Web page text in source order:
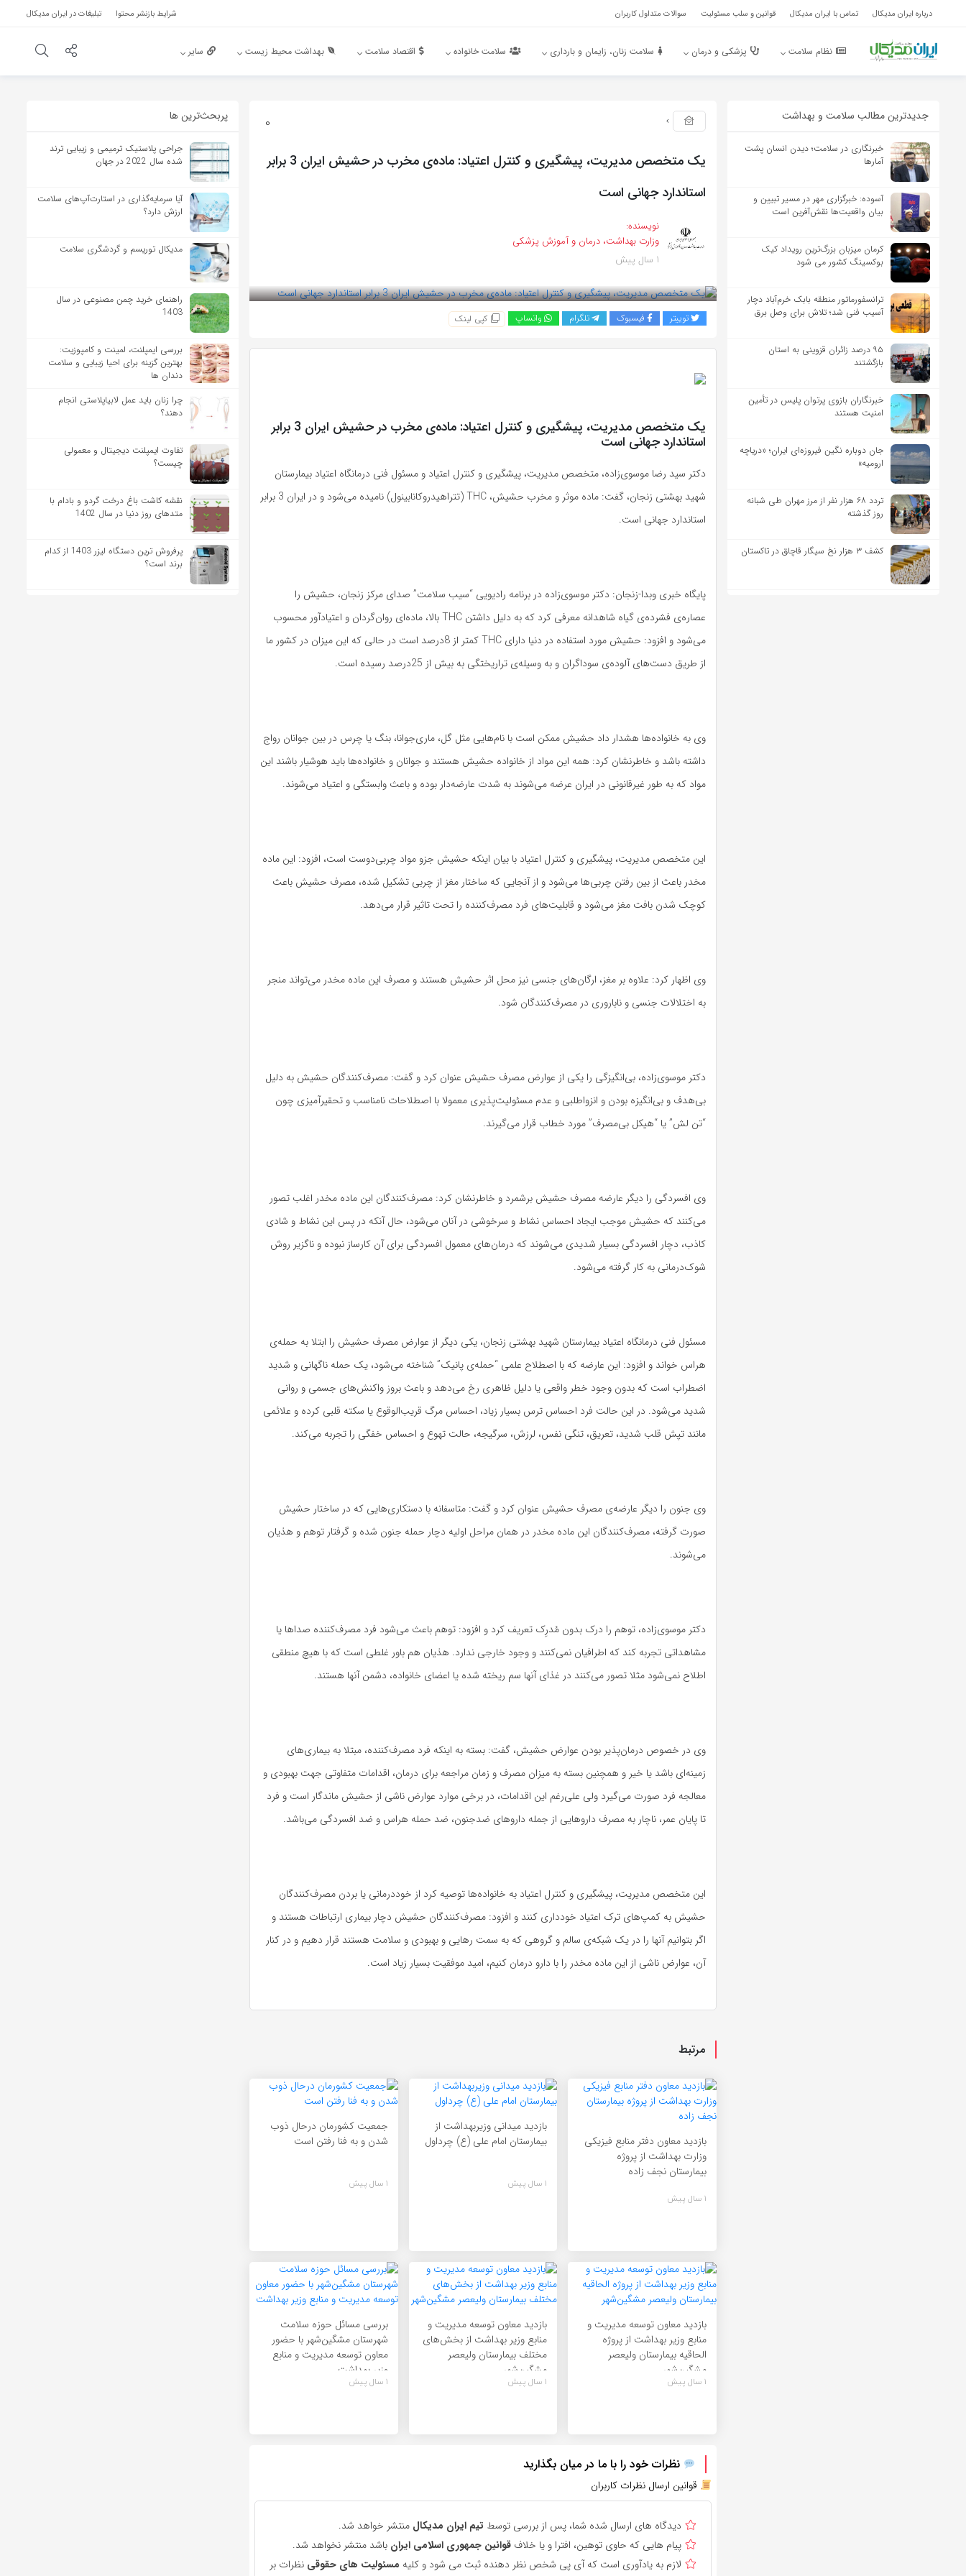
درباره ایران مدیکال تماس با ایران مدیکال قوانین و سلب مسئولیت سوالات متداول کاربران شرایط بازنشر محتوا تبلیغات در ایران مدیکال
نظام سلامت پزشکی و درمان سلامت زنان، زایمان و بارداری سلامت خانواده اقتصاد سلامت بهداشت محیط زیست سایر
جدیدترین مطالب سلامت و بهداشت
خبرنگاری در سلامت؛ دیدن انسان پشت
آمارها
آسوده: خبرگزاری مهر در مسیر تبیین و
بیان واقعیت‌ها نقش‌آفرین است
کرمان میزبان بزرگ‌ترین رویداد کیک‌
بوکسینگ کشور می شود
ترانسفورماتور منطقه بابک خرم‌آباد دچار
آسیب فنی شد؛ تلاش برای وصل برق
۹۵ درصد زائران قزوینی به استان
بازگشتند
خبرنگاران بازوی پرتوان پلیس در تأمین
امنیت هستند
جان دوباره نگین فیروزه‌ای ایران؛ «دریاچه
ارومیه»
تردد ۶۸ هزار نفر از مرز مهران طی شبانه
روز گذشته
کشف ۳ هزار نخ سیگار قاچاق در تاکستان
0
یک متخصص مدیریت، پیشگیری و کنترل اعتیاد: ماده‌ی مخرب در حشیش ایران 3 برابر
استاندارد جهانی است
نویسنده:
وزارت بهداشت، درمان و آموزش پزشکی
1 سال پیش
توییتر فیسبوک تلگرام واتساپ کپی لینک
یک متخصص مدیریت، پیشگیری و کنترل اعتیاد: ماده‌ی مخرب در حشیش ایران 3 برابر
استاندارد جهانی است
دکتر سید رضا موسوی‌زاده، متخصص مدیریت، پیشگیری و کنترل اعتیاد و مسئول فنی درمانگاه اعتیاد بیمارستان
شهید بهشتی زنجان، گفت: ماده موثر و مخرب حشیش، THC (تتراهیدروکانابینول) نامیده می‌شود و در ایران 3 برابر
استاندارد جهانی است.
پایگاه خبری وبدا-زنجان: دکتر موسوی‌زاده در برنامه رادیویی “سیب سلامت” صدای مرکز زنجان، حشیش را
عصاره‌ی فشرده‌ی گیاه شاهدانه معرفی کرد که به دلیل داشتن THCبالا، ماده‌ای روان‌گردان و اعتیادآور محسوب
می‌شود و افزود: حشیش مورد استفاده در دنیا دارای THC
کمتر از 8درصد است در حالی که این میزان در کشور ما
از طریق دست‌های آلوده‌ی سوداگران و به وسیله‌ی تراریختگی به بیش از 25درصد رسیده است.
وی به خانواده‌ها هشدار داد حشیش ممکن است با نام‌هایی مثل گل، ماری‌جوانا، بنگ یا چرس در بین جوانان رواج
داشته باشد و خاطرنشان کرد: همه این مواد از خانواده حشیش هستند و جوانان و خانواده‌ها باید هوشیار باشند این
مواد که به طور غیرقانونی در ایران عرضه می‌شوند به شدت عارضه‌دار بوده و باعث وابستگی و اعتیاد می‌شوند.
این متخصص مدیریت، پیشگیری و کنترل اعتیاد با بیان اینکه حشیش جزو مواد چربی‌دوست است، افزود: این ماده
مخدر باعث از بین رفتن چربی‌ها می‌شود و از آنجایی که ساختار مغز از چربی تشکیل شده، مصرف حشیش باعث
کوچک شدن بافت مغز می‌شود و قابلیت‌های فرد مصرف‌کننده را تحت تاثیر قرار می‌دهد.
وی اظهار کرد: علاوه بر مغز، ارگان‌های جنسی نیز محل اثر حشیش هستند و مصرف این ماده مخدر می‌تواند منجر
به اختلالات جنسی و ناباروری در مصرف‌کنندگان شود.
دکتر موسوی‌زاده، بی‌انگیزگی را یکی از عوارض مصرف حشیش عنوان کرد و گفت: مصرف‌کنندگان حشیش به دلیل
بی‌هدف و بی‌انگیزه بودن و انزواطلبی و عدم مسئولیت‌پذیری معمولا با اصطلاحات نامناسب و تحقیرآمیزی چون
“تن لش” یا “هیکل بی‌مصرف” مورد خطاب قرار می‌گیرند.
وی افسردگی را دیگر عارضه مصرف حشیش برشمرد و خاطرنشان کرد: مصرف‌کنندگان این ماده مخدر اغلب تصور
می‌کنند که حشیش موجب ایجاد احساس نشاط و سرخوشی در آنان می‌شود، حال آنکه در پس این نشاط و شادی
کاذب، دچار افسردگی بسیار شدیدی می‌شوند که درمان‌های معمول افسردگی برای آن کارساز نبوده و ناگزیر روش
شوک‌درمانی به کار گرفته می‌شود.
مسئول فنی درمانگاه اعتیاد بیمارستان شهید بهشتی زنجان، یکی دیگر از عوارض مصرف حشیش را ابتلا به حمله‌ی
هراس خواند و افزود: این عارضه که با اصطلاح علمی “حمله‌ی پانیک” شناخته می‌شود، یک حمله ناگهانی و شدید
اضطراب است که بدون وجود خطر واقعی یا دلیل ظاهری رخ می‌دهد و باعث بروز واکنش‌های جسمی و روانی
شدید می‌شود. در این حالت فرد احساس ترس بسیار زیاد، احساس مرگ قریب‌الوقوع یا سکته قلبی کرده و علائمی
مانند تپش قلب شدید، تعریق، تنگی نفس، لرزش، سرگیجه، حالت تهوع و احساس خفگی را تجربه می‌کند.
وی جنون را دیگر عارضه‌ی مصرف حشیش عنوان کرد و گفت: متاسفانه با دستکاری‌هایی که در ساختار حشیش
صورت گرفته، مصرف‌کنندگان این ماده مخدر در همان مراحل اولیه دچار حمله جنون شده و گرفتار توهم و هذیان
می‌شوند.
دکتر موسوی‌زاده، توهم را درک بدون مُدرِک تعریف کرد و افزود: توهم باعث می‌شود فرد مصرف‌کننده صداها یا
مشاهداتی تجربه کند که اطرافیان نمی‌کنند و وجود خارجی ندارد. هذیان هم باور غلطی است که با هیچ منطقی
اطلاح نمی‌شود مثلا تصور می‌کنند در غذای آنها سم ریخته شده یا اعضای خانواده، دشمن آنها هستند.
وی در خصوص درمان‌پذیر بودن عوارض حشیش، گفت: بسته به اینکه فرد مصرف‌کننده، مبتلا به بیماری‌های
زمینه‌ای باشد یا خیر و همچنین بسته به میزان مصرف و زمان مراجعه برای درمان، اقدامات متفاوتی جهت بهبودی و
معالجه فرد صورت می‌گیرد ولی علی‌رغم این اقدامات، در برخی موارد عوارض ناشی از حشیش ماندگار است و فرد
تا پایان عمر، ناچار به مصرف داروهایی از جمله داروهای ضدجنون، ضد حمله هراس و ضد افسردگی می‌باشد.
این متخصص مدیریت، پیشگیری و کنترل اعتیاد به خانواده‌ها توصیه کرد از خوددرمانی یا بردن مصرف‌کنندگان
حشیش به کمپ‌های ترک اعتیاد خودداری کنند و افزود: مصرف‌کنندگان حشیش دچار بیماری ارتباطات هستند و
اگر بتوانیم آنها را در یک شبکه‌ی سالم و گروهی که به سمت رهایی و بهبودی و سلامت هستند قرار دهیم و در کنار
آن، عوارض ناشی از این ماده مخدر را با دارو درمان کنیم، امید موفقیت بسیار زیاد است.
مرتبط
بازدید معاون دفتر منابع فیزیکی
وزارت بهداشت از پروژه
بیمارستان نجف زاده
1 سال پیش
بازدید میدانی وزیربهداشت از
بیمارستان امام علی (ع) چرداول
1 سال پیش
جمعیت کشورمان درحال ذوب
شدن و به فنا رفتن است
1 سال پیش
بازدید معاون توسعه مدیریت و
منابع وزیر بهداشت از پروژه
الحاقیه بیمارستان ولیعصر
مشگین‌شهر
1 سال پیش
بازدید معاون توسعه مدیریت و
منابع وزیر بهداشت از بخش‌های
مختلف بیمارستان ولیعصر
مشگین‌شهر
1 سال پیش
بررسی مسائل حوزه سلامت
شهرستان مشگین‌شهر با حضور
معاون توسعه مدیریت و منابع
وزیر بهداشت
1 سال پیش
نظرات خود را با ما در میان بگذارید
قوانین ارسال نظرات کاربران
دیدگاه های ارسال شده شما، پس از بررسی توسط تیم ایران مدیکال منتشر خواهد شد.
پیام هایی که حاوی توهین، افترا و یا خلاف قوانین جمهوری اسلامی ایران باشد منتشر نخواهد شد.
لازم به یادآوری است که آی پی شخص نظر دهنده ثبت می شود و کلیه مسئولیت های حقوقی نظرات بر
پربحث‌‌ترین ها
جراحی پلاستیک ترمیمی و زیبایی ترند
شده سال 2022 در جهان
آیا سرمایه‌گذاری در استارت‌آپ‌های سلامت
ارزش دارد؟
مدیکال توریسم و گردشگری سلامت
راهنمای خرید چمن مصنوعی در سال
1403
بررسی ایمپلنت، لمینت و کامپوزیت:
بهترین گزینه برای احیا زیبایی و سلامت
دندان ها
چرا زنان باید عمل لابیاپلاستی انجام
دهند؟
تفاوت ایمپلنت دیجیتال و معمولی
چیست؟
نقشه کاشت باغ درخت گردو و بادام با
متدهای روز دنیا در سال 1402
پرفروش ترین دستگاه لیزر 1403 از کدام
برند است؟